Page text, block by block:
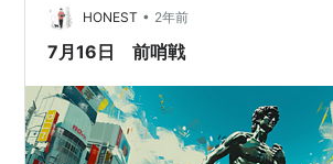
導入しているので、その辺りはそれほど
です。 しかし、デスクについていきなり
HONEST • 2年前
7月16日 前哨戦